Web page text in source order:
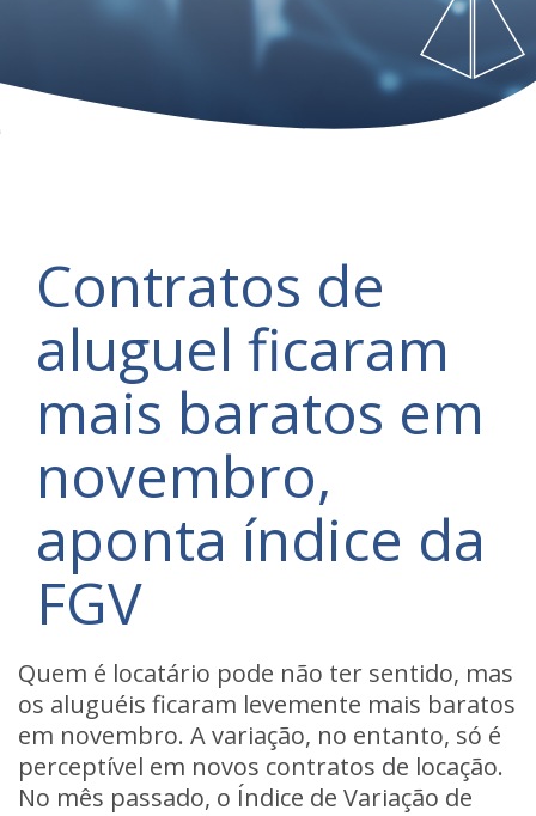
Contratos de
aluguel ficaram
mais baratos em
novembro,
aponta índice da
FGV
Quem é locatário pode não ter sentido, mas
os aluguéis ficaram levemente mais baratos
em novembro. A variação, no entanto, só é
perceptível em novos contratos de locação.
No mês passado, o Índice de Variação de